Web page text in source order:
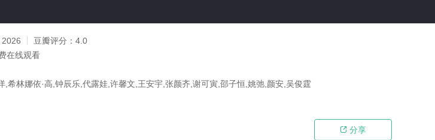
2026 豆瓣评分： 4.0
在线观看
希林娜依·高,钟辰乐,代露娃,许馨文,王安宇,张颜齐,谢可寅,邵子恒,姚弛,颜安,吴俊霆
 分享